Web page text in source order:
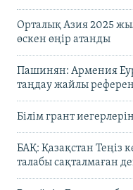
Орталық Азия 2025
өскен өңір атанды
Пашинян: Армения
таңдау жайлы
Білім грант
БАҚ: Қазақстан Теңіз
талабы сақталмаған